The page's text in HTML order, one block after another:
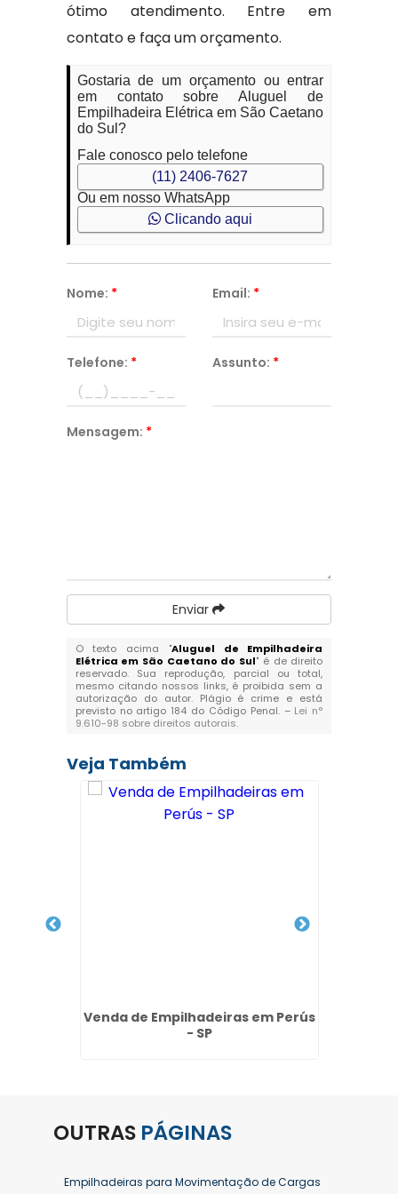
ótimo atendimento. Entre em
contato e faça um orçamento.
Gostaria de um orçamento ou entrar
em contato sobre Aluguel de
Empilhadeira Elétrica em São Caetano
do Sul?
Fale conosco pelo telefone
(11) 2406-7627
Ou em nosso WhatsApp
Clicando aqui
Nome: * Email: *
Telefone: * Assunto: *
Mensagem: *
Enviar
O texto acima "Aluguel de Empilhadeira
Elétrica em São Caetano do Sul" é de direito
reservado. Sua reprodução, parcial ou total,
mesmo citando nossos links, é proibida sem a
autorização do autor. Plágio é crime e está
previsto no artigo 184 do Código Penal. – Lei n°
9.610-98 sobre direitos autorais.
Veja Também
Venda de Empilhadeiras em Perús
- SP
OUTRAS PÁGINAS
Empilhadeiras para Movimentação de Cargas